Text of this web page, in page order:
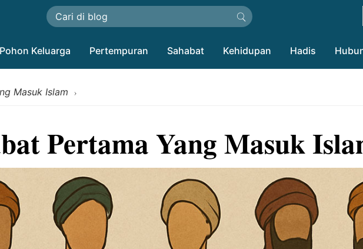
Pohon Keluarga Pertempuran Sahabat Kehidupan Hadis
Masuk Islam ›
Pertama Yang Masuk